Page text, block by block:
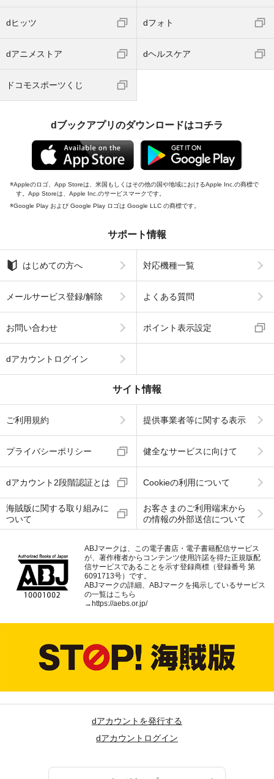
dヒッツ dフォト
dアニメストア dヘルスケア
ドコモスポーツくじ
dブックアプリのダウンロードはコチラ
Appleのロゴ、App Storeは、米国もしくはその他の国や地域におけるApple Inc.の商標で
す。App Storeは、Apple Inc.のサービスマークです。
Google Play および Google Play ロゴは Google LLC の商標です。
サポート情報
はじめての方へ 対応機種一覧
メールサービス登録/解除 よくある質問
お問い合わせ ポイント表示設定
dアカウントログイン
サイト情報
ご利用規約 提供事業者等に関する表示
プライバシーポリシー 健全なサービスに向けて
dアカウント2段階認証とは Cookieの利用について
海賊版に関する取り組みに
ついて
お客さまのご利用端末から
の情報の外部送信について
ABJマークは、この電子書店・電子書籍配信サービス
が、著作権者からコンテンツ使用許諾を得た正規版配
信サービスであることを示す登録商標（登録番号 第
6091713号）です。
ABJマークの詳細、ABJマークを掲示しているサービス
の一覧はこちら
→https://aebs.or.jp/
dアカウントを発行する
dアカウントログイン